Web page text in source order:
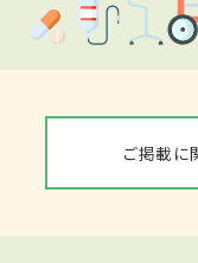
ご掲載に